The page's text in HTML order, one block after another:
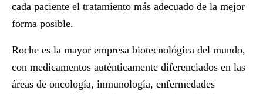
cada paciente el tratamiento más adecuado de la mejor
forma posible.
Roche es la mayor empresa biotecnológica del mundo,
con medicamentos auténticamente diferenciados en las
áreas de oncología, inmunología, enfermedades